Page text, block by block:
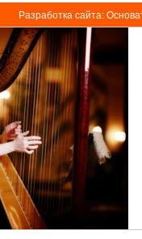
Разработка сайта: